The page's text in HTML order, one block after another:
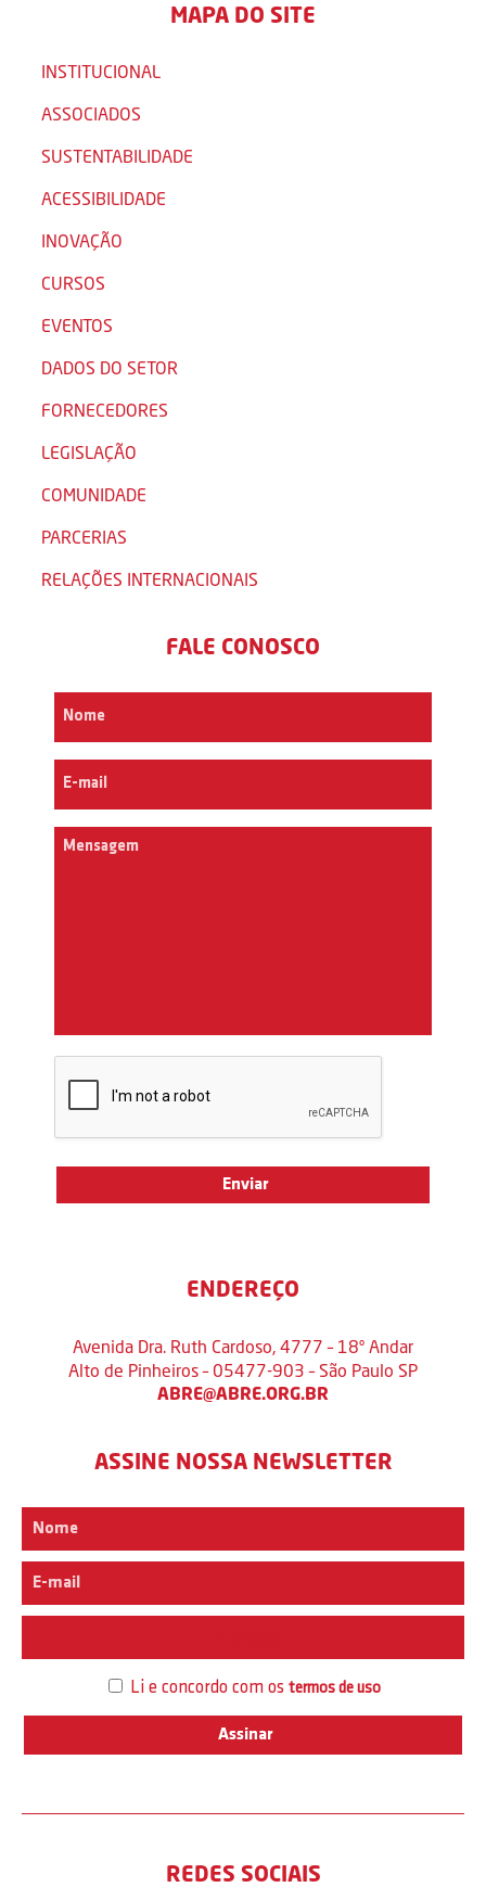
MAPA DO SITE
INSTITUCIONAL
ASSOCIADOS
SUSTENTABILIDADE
ACESSIBILIDADE
INOVAÇÃO
CURSOS
EVENTOS
DADOS DO SETOR
FORNECEDORES
LEGISLAÇÃO
COMUNIDADE
PARCERIAS
RELAÇÕES INTERNACIONAIS
FALE CONOSCO
ENDEREÇO
Avenida Dra. Ruth Cardoso, 4777 – 18º Andar
Alto de Pinheiros – 05477-903 – São Paulo SP
ABRE@ABRE.ORG.BR
ASSINE NOSSA NEWSLETTER
Li e concordo com os termos de uso
REDES SOCIAIS